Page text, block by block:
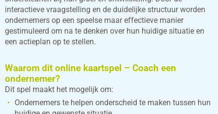
interactieve vraagstelling en de duidelijke structuur worden
ondernemers op een speelse maar effectieve manier
gestimuleerd om na te denken over hun huidige situatie en
een actieplan op te stellen.
Waarom dit online kaartspel – Coach een
ondernemer?
Dit spel maakt het mogelijk om:
Ondernemers te helpen onderscheid te maken tussen hun